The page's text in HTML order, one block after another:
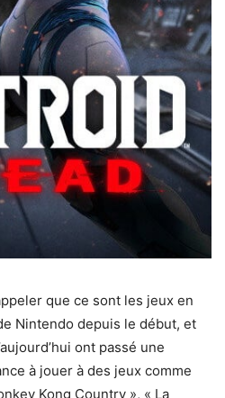
que ce sont les jeux en
Nintendo depuis le début, et
ont passé une
à jouer à des jeux comme
Kong Country », « La